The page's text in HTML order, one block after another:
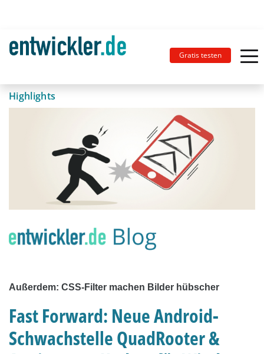
Gratis testen
Highlights
Außerdem: CSS-Filter machen Bilder hübscher
Fast Forward: Neue Android-
Schwachstelle QuadRooter &